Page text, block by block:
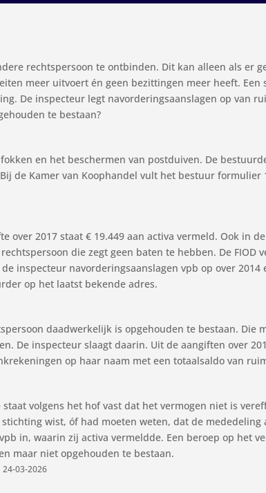
rechtspersoon te ontbinden. Dit kan alleen als er
meer uitvoert én geen bezittingen meer heeft.
De inspecteur legt navorderingsaanslagen op van
te bestaan?
en het beschermen van postduiven. De
de Kamer van Koophandel vult het bestuur formulier
2017 staat € 19.449 aan activa vermeld. Ook in
die zegt geen baten te hebben. De FIOD
inspecteur navorderingsaanslagen vpb op over 2014
op het laatst bekende adres.
daadwerkelijk is opgehouden te bestaan. Die
De inspecteur slaagt daarin. Uit de aangiften over
op haar naam met een totaalsaldo van
volgens het hof vast dat het vermogen niet is
wist, óf had moeten weten, dat de mededeling
in, waarin zij activa vermeldde. Een beroep op het
maar niet opgehouden te bestaan.
03-2026